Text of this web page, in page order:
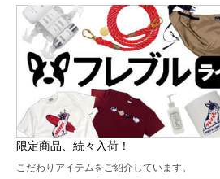
ど、内容盛りだくさんでお送
お見逃しなく！
限定商品、続々入荷！
こだわりアイテムをご紹介しています。